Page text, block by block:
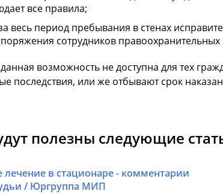
все правила;
весь период пребывания в стенах
сотрудников правоохранительных
данная возможность не доступна для тех
последствия, или же отбывают срок
полезны следующие
в стационаре - комментарии
/ Юргруппа МИП